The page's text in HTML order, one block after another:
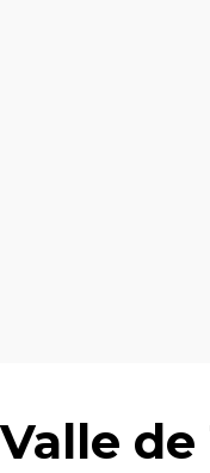
Valle